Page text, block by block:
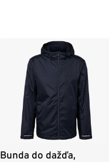
Bunda do dažďa,